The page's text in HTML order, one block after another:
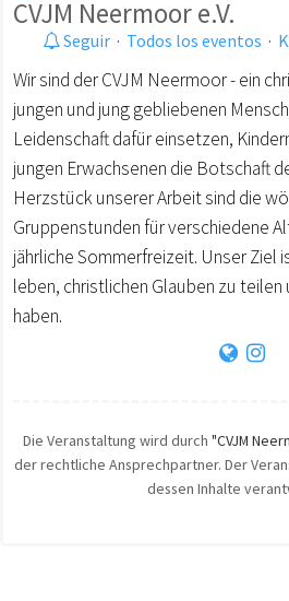
CVJM Neermoor e.V.
Seguir · Todos los eventos ·
Wir sind der CVJM Neermoor - ein
jungen und jung gebliebenen
Leidenschaft dafür einsetzen,
jungen Erwachsenen die Botschaft
Herzstück unserer Arbeit sind die
Gruppenstunden für verschiedene
jährliche Sommerfreizeit. Unser Ziel
leben, christlichen Glauben zu teilen
haben.
Die Veranstaltung wird durch "CVJM
der rechtliche Ansprechpartner. Der
dessen Inhalte